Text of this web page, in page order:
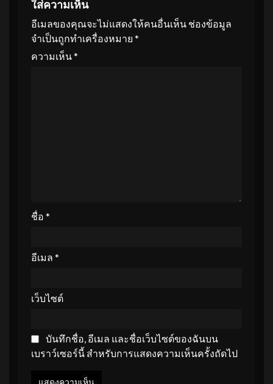
ใส่ความเห็น
อีเมลของคุณจะไม่แสดงให้คนอื่นเห็น ช่องข้อมูล
จำเป็นถูกทำเครื่องหมาย *
ความเห็น*
ชื่อ *
อีเมล *
เว็บไซต์
บันทึกชื่อ, อีเมล และชื่อเว็บไซต์ของฉันบน
เบราว์เซอร์นี้ สำหรับการแสดงความเห็นครั้งถัดไป